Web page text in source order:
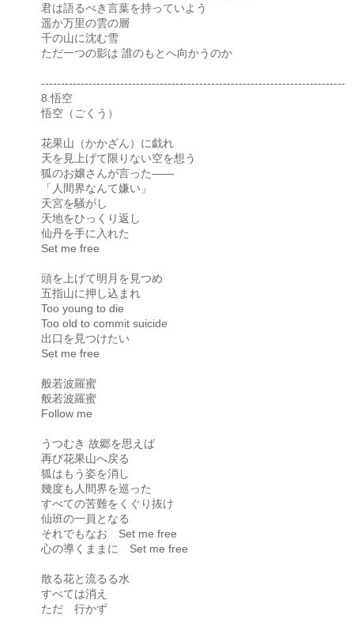
君は語るべき言葉を持っていよう
遥か万里の雲の層
千の山に沈む雪
ただ一つの影は 誰のもとへ向かうのか
-----------------------------------------------------------------------------
8.悟空
悟空（ごくう）
花果山（かかざん）に戯れ
天を見上げて限りない空を想う
狐のお嬢さんが言った――
「人間界なんて嫌い」
天宮を騒がし
天地をひっくり返し
仙丹を手に入れた
Set me free
頭を上げて明月を見つめ
五指山に押し込まれ
Too young to die
Too old to commit suicide
出口を見つけたい
Set me free
般若波羅蜜
般若波羅蜜
Follow me
うつむき 故郷を思えば
再び花果山へ戻る
狐はもう姿を消し
幾度も人間界を巡った
すべての苦難をくぐり抜け
仙班の一員となる
それでもなお Set me free
心の導くままに Set me free
散る花と流るる水
すべては消え
ただ 行かず